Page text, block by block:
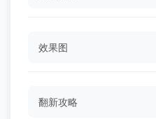
效果图
翻新攻略